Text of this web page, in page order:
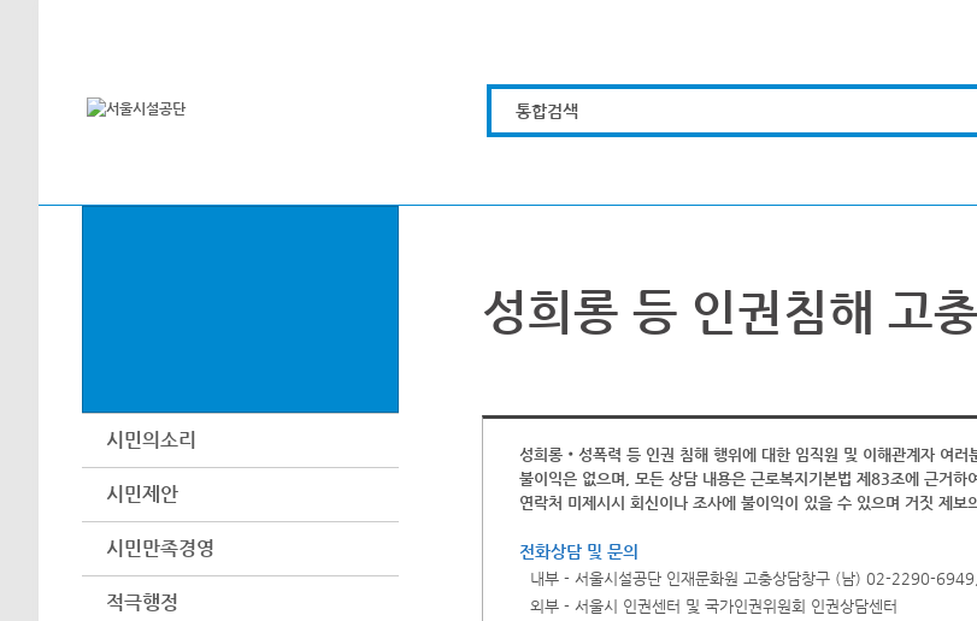
통합검색
시민의소리
시민제안
시민만족경영
적극행정
성희롱 등 인권침해 고
성희롱‧성폭력 등 인권 침해 행위에 대한 임직원 및 이해관계자 여
불이익은 없으며, 모든 상담 내용은 근로복지기본법 제83조에 근거
연락처 미제시시 회신이나 조사에 불이익이 있을 수 있으며 거짓 제보
전화상담 및 문의
내부 - 서울시설공단 인재문화원 고충상담창구 (남) 02-2290-
외부 - 서울시 인권센터 및 국가인권위원회 인권상담센터